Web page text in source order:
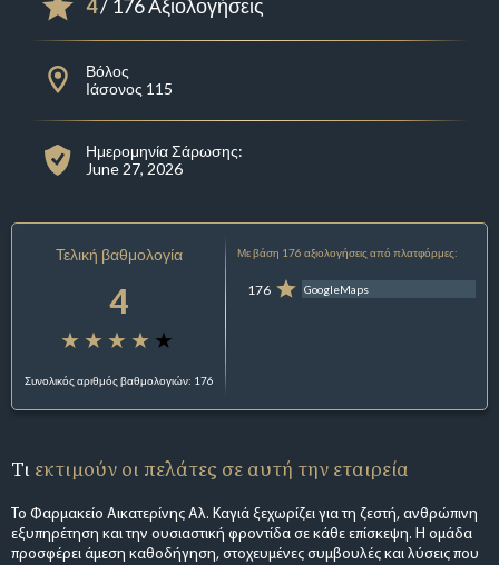
4/ 176 Αξιολογήσεις
Βόλος
Ιάσονος 115
Ημερομηνία Σάρωσης:
June 27, 2026
Τελική βαθμολογία
4
Συνολικός αριθμός βαθμολογιών: 176
Με βάση 176 αξιολογήσεις από πλατφόρμες:
176 GoogleMaps
Τι εκτιμούν οι πελάτες σε αυτή την εταιρεία
Το Φαρμακείο Αικατερίνης Αλ. Καγιά ξεχωρίζει για τη ζεστή, ανθρώπινη
εξυπηρέτηση και την ουσιαστική φροντίδα σε κάθε επίσκεψη. Η ομάδα
προσφέρει άμεση καθοδήγηση, στοχευμένες συμβουλές και λύσεις που